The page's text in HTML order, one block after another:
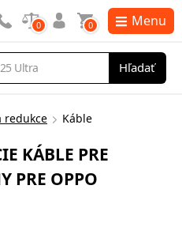
Hľadať
0 0 Menu
redukce Káble
KÁBLE PRE
PRE OPPO